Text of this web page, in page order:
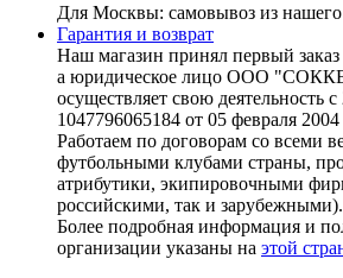
Для Москвы: самовывоз из нашего
Гарантия и возврат
Наш магазин принял первый заказ
а юридическое лицо ООО
осуществляет свою
1047796065184 от 05 февраля 2004
Работаем по договорам со всеми
футбольными клубами страны,
атрибутики, экипировочными
российскими, так и зарубежными).
Более подробная информация и
организации указаны на этой